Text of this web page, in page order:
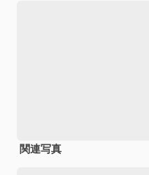
関連写真